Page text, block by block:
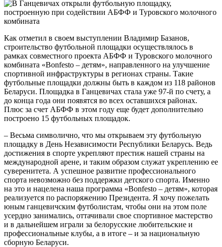
Как отметил в своем выступлении Владимир Базанов,
строительство футбольной площадки осуществлялось в
рамках совместного проекта АБФФ и Туровского молочного
комбината «Bonfesto – детям», направленного на улучшение
спортивной инфраструктуры в регионах страны. Такие
футбольные площадки должны быть в каждом из 118 районов
Беларуси. Площадка в Ганцевичах стала уже 97-й по счету, а
до конца года они появятся во всех оставшихся районах.
Плюс за счет АБФФ в этом году еще будет дополнительно
построено 15 футбольных площадок.
– Весьма символично, что мы открываем эту футбольную
площадку в День Независимости Республики Беларусь. Ведь
достижения в спорте укрепляют престиж нашей страны на
международной арене, и таким образом служат укреплению ее
суверенитета. А успешное развитие профессионального
спорта невозможно без поддержки детского спорта. Именно
на это и нацелена наша программа «Bonfesto – детям», которая
реализуется по распоряжению Президента. Я хочу пожелать
юным ганцевичским футболистам, чтобы они на этом поле
усердно занимались, оттачивали свое спортивное мастерство
и в дальнейшем играли за белорусские любительские и
профессиональные клубы, а в итоге – и за национальную
сборную Беларуси.